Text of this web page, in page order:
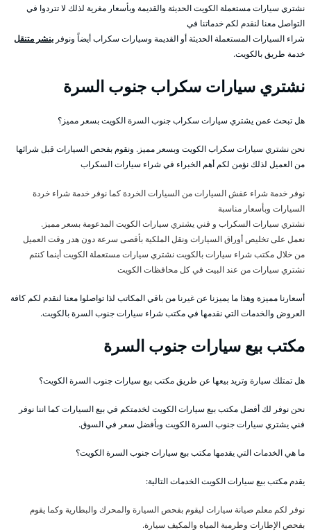
نشتري سيارات مستعملة الكويت الحديثة والقديمة وبأسعار مغرية لذلك لا تتردوا في
التواصل معنا لنقدم لكم خدماتنا في
شراء السيارات المستعملة الحديثة أو القديمة وسيارات سكراب أيضاً ونوفر بنشر متنقل
خدمة طريق بالكويت.
نشتري سيارات سكراب جنوب السرة
هل تبحث عمن يشتري سيارات سكراب جنوب السرة الكويت بسعر مميز؟
نحن نشتري سيارات سكراب الكويت وبسعر مميز. ونقوم بفحص السيارات قبل شرائها
من العميل لذلك نؤمن لكم أهم الخبراء في شراء سيارات السكراب
نوفر خدمة شراء عفش السيارات من السيارات الخردة كما نوفر خدمة شراء خردة
السيارات وبأسعار مناسبة
نشتري سيارات السكراب و فني يشتري سيارات الكويت المدعومة بسعر مميز.
نعمل على تخليص أوراق السيارات ونقل الملكية بأقصى سرعة دون هدر وقت العميل
من خلال مكتب شراء سيارات بالكويت نشتري سيارات مستعملة الكويت أينما كنتم
نشتري سيارات من عند البيت في كل محافظات الكويت
أسعارنا مميزة وهذا ما يميزنا عن غيرنا من باقي المكاتب لذا تواصلوا معنا لنقدم لكم كافة
العروض والخدمات التي نقدمها في مكتب شراء سيارات جنوب السرة بالكويت.
مكتب بيع سيارات جنوب السرة
هل تمتلك سيارة وتريد بيعها عن طريق مكتب بيع سيارات جنوب السرة الكويت؟
نحن نوفر لك أفضل مكتب بيع سيارات الكويت لخدمتكم في بيع السيارات كما اننا نوفر
فني يشتري سيارات جنوب السرة الكويت وبأفضل سعر في السوق.
ما هي الخدمات التي يقدمها مكتب بيع سيارات جنوب السرة الكويت؟
يقدم مكتب بيع سيارات الكويت الخدمات التالية:
نوفر لكم معلم صيانة سيارات ليقوم بفحص السيارة والمحرك والبطارية وكما يقوم
بفحص الإطارات وطرمبة المياه والمكيف سيارة.